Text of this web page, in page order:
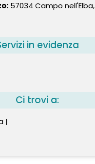
57034 Campo nell'Elba,
in evidenza
Ci trovi a:
|